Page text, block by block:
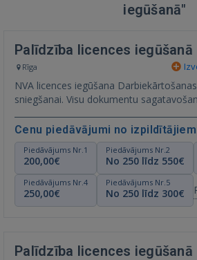
iegūšanā"
Palīdzība licences iegūšanā
Rīga
NVA licences iegūšana
sniegšanai. Visu dokumentu
Cenu piedāvājumi no
Piedāvājums Nr.1
200,00€
Piedāvājums Nr.2
No 250 līdz 550€
Piedāvājums Nr.4
250,00€
Piedāvājums Nr.5
No 250 līdz 300€
Palīdzība licences iegūšanā